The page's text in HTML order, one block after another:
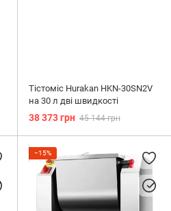
Тістоміс Hurakan HKN-30SN2V
на 30 л дві швидкості
38 373 грн 45 144 грн
−15%